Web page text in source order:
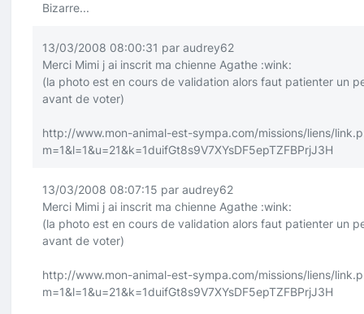
Bizarre...
13/03/2008 08:00:31 par audrey62
Merci Mimi j ai inscrit ma chienne Agathe :wink:
(la photo est en cours de validation alors faut patienter un
avant de voter)
http://www.mon-animal-est-sympa.com/missions/liens/
m=1&l=1&u=21&k=1duifGt8s9V7XYsDF5epTZFBPrjJ3H
13/03/2008 08:07:15 par audrey62
Merci Mimi j ai inscrit ma chienne Agathe :wink:
(la photo est en cours de validation alors faut patienter un
avant de voter)
http://www.mon-animal-est-sympa.com/missions/liens/
m=1&l=1&u=21&k=1duifGt8s9V7XYsDF5epTZFBPrjJ3H